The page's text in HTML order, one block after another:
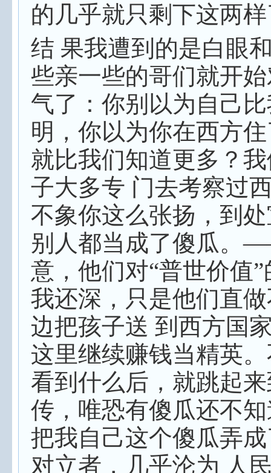
的几乎就只剩下这两
结 果我遭到的是白眼
些亲一些的哥们就开
气了：你别以为自己
明，你以为你在西方
就比我们知道更多？
子大多专 门去考察过
不象你这么张扬，到
别人都当成了傻瓜。
意，他们对“普世价值
我还深，只是他们直
边把孩子送 到西方国
这里继续赚钱当精英
看到什么后，就跳起
传，唯恐有傻瓜还不
把我自己这个傻瓜弄
对立者，几乎沦为 人